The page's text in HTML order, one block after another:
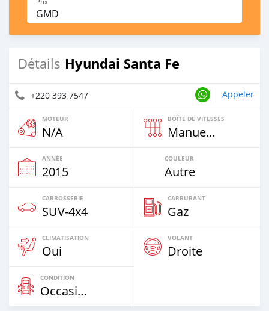
GMD
Détails Hyundai Santa Fe
+220 393 7547 Appeler
MOTEUR
N/A
BOÎTE DE VITESSES
Manuelle
ANNÉE
2015
COULEUR
Autre
CARROSSERIE
SUV‒4x4
CARBURANT
Gaz
CLIMATISATION
Oui
VOLANT
Droite
CONDITION
Occasion